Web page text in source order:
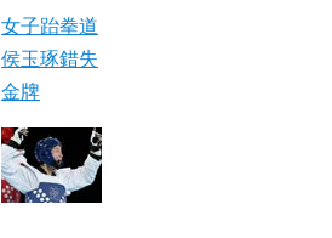
女子跆拳道
侯玉琢錯失
金牌